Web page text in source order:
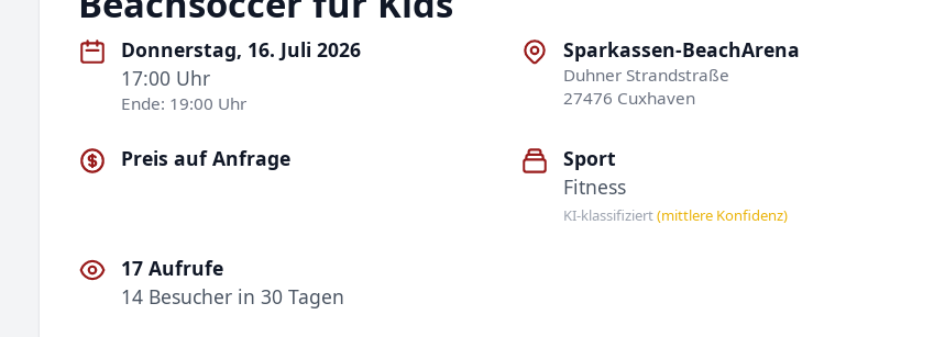
Donnerstag, 16. Juli 2026
17:00 Uhr
Ende: 19:00 Uhr
Sparkassen-BeachArena
Duhner Strandstraße
27476 Cuxhaven
Preis auf Anfrage
Sport
Fitness
KI-klassifiziert(mittlere Konfidenz)
17 Aufrufe
14 Besucher in 30 Tagen